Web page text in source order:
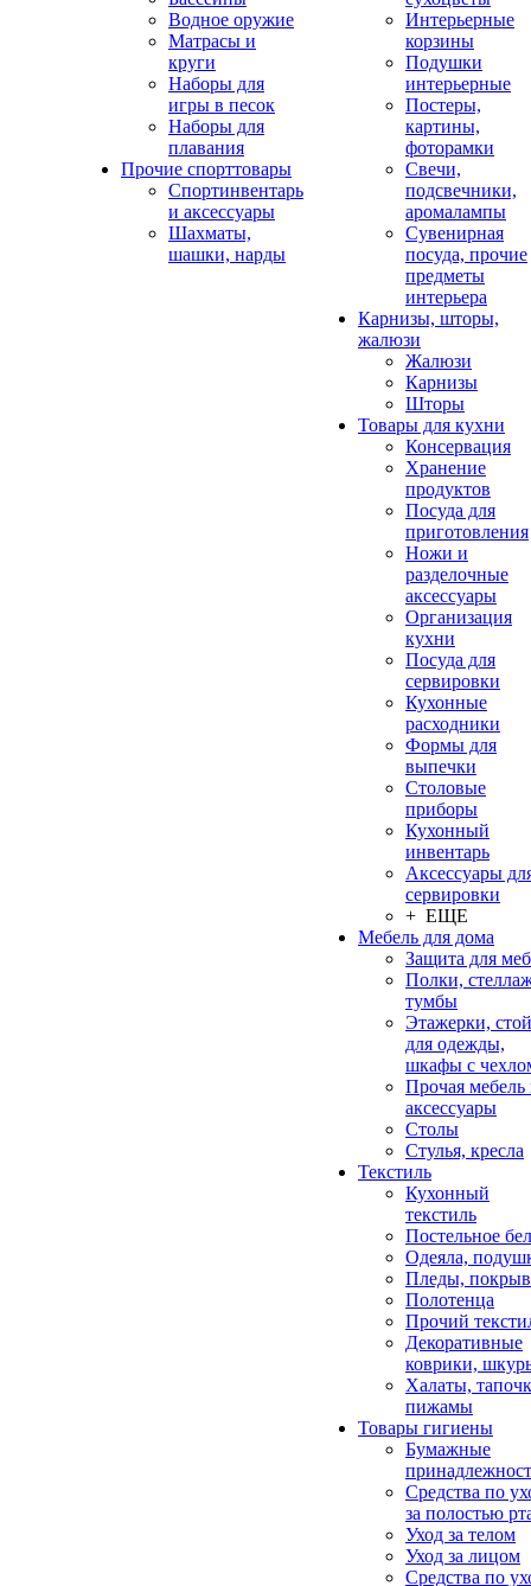
Водное оружие
Матрасы и
круги
Наборы для
игры в песок
Наборы для
плавания
Прочие спорттовары
Спортинвентарь
и аксессуары
Шахматы,
шашки, нарды
Интерьерные
корзины
Подушки
интерьерные
Постеры,
картины,
фоторамки
Свечи,
подсвечники,
аромалампы
Сувенирная
посуда, прочие
предметы
интерьера
Карнизы, шторы,
жалюзи
Жалюзи
Карнизы
Шторы
Товары для кухни
Консервация
Хранение
продуктов
Посуда для
приготовления
Ножи и
разделочные
аксессуары
Организация
кухни
Посуда для
сервировки
Кухонные
расходники
Формы для
выпечки
Столовые
приборы
Кухонный
инвентарь
Аксессуары
сервировки
+ ЕЩЕ
Мебель для дома
Защита для
Полки,
тумбы
Этажерки,
для одежды,
шкафы с
Прочая мебель
аксессуары
Столы
Стулья, кресла
Текстиль
Кухонный
текстиль
Постельное
Одеяла,
Пледы,
Полотенца
Прочий
Декоративные
коврики,
Халаты,
пижамы
Товары гигиены
Бумажные
Средства по
за полостью
Уход за телом
Уход за лицом
Средства по